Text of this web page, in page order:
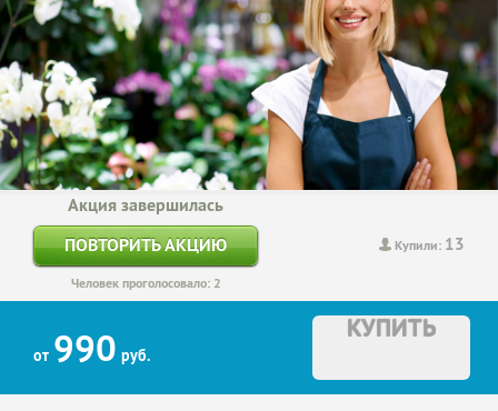
Купили: 13
Акция завершилась
ПОВТОРИТЬ АКЦИЮ
Человек проголосовало: 2
от 990 руб.
КУПИТЬ